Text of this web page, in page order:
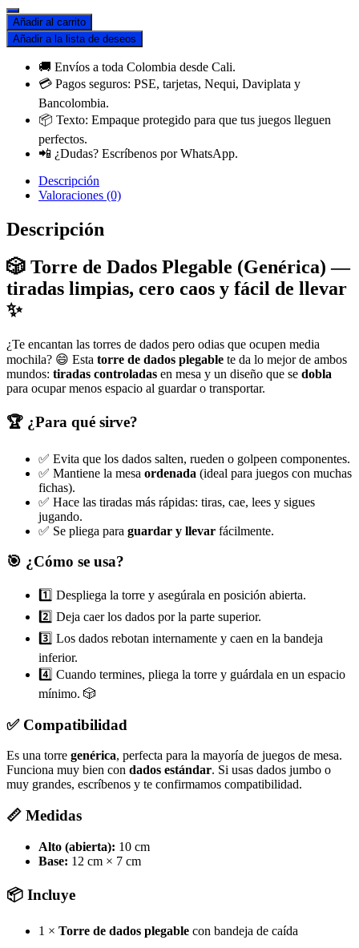
Añadir al carrito
Añadir a la lista de deseos
🚚 Envíos a toda Colombia desde Cali.
💳 Pagos seguros: PSE, tarjetas, Nequi, Daviplata y
Bancolombia.
📦 Texto: Empaque protegido para que tus juegos lleguen
perfectos.
📲 ¿Dudas? Escríbenos por WhatsApp.
Descripción
Valoraciones (0)
Descripción
🎲 Torre de Dados Plegable (Genérica) —
tiradas limpias, cero caos y fácil de llevar
✨
¿Te encantan las torres de dados pero odias que ocupen media
mochila? 😄 Esta torre de dados plegable te da lo mejor de ambos
mundos: tiradas controladas en mesa y un diseño que se dobla
para ocupar menos espacio al guardar o transportar.
🏆 ¿Para qué sirve?
✅ Evita que los dados salten, rueden o golpeen componentes.
✅ Mantiene la mesa ordenada (ideal para juegos con muchas
fichas).
✅ Hace las tiradas más rápidas: tiras, cae, lees y sigues
jugando.
✅ Se pliega para guardar y llevar fácilmente.
🎯 ¿Cómo se usa?
1️⃣ Despliega la torre y asegúrala en posición abierta.
2️⃣ Deja caer los dados por la parte superior.
3️⃣ Los dados rebotan internamente y caen en la bandeja
inferior.
4️⃣ Cuando termines, pliega la torre y guárdala en un espacio
mínimo. 🎲
✅ Compatibilidad
Es una torre genérica, perfecta para la mayoría de juegos de mesa.
Funciona muy bien con dados estándar. Si usas dados jumbo o
muy grandes, escríbenos y te confirmamos compatibilidad.
📏 Medidas
Alto (abierta): 10 cm
Base: 12 cm × 7 cm
📦 Incluye
1 × Torre de dados plegable con bandeja de caída